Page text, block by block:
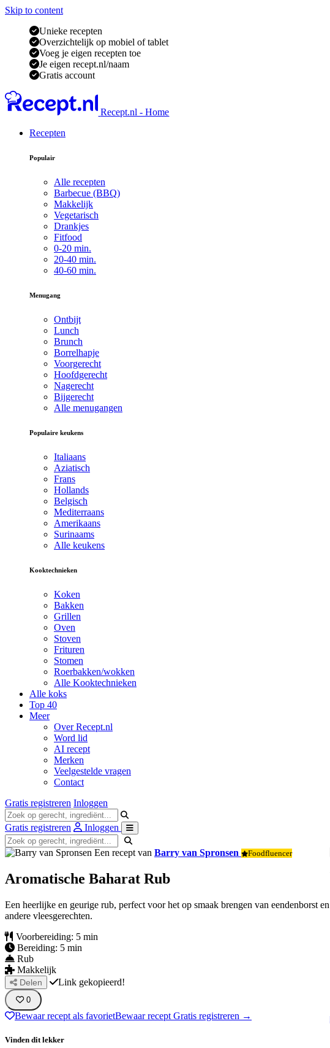
Skip to content
Unieke recepten
Overzichtelijk op mobiel of tablet
Voeg je eigen recepten toe
Je eigen recept.nl/naam
Gratis account
Recept.nl - Home
Recepten
Populair
Alle recepten
Barbecue (BBQ)
Makkelijk
Vegetarisch
Drankjes
Fitfood
0-20 min.
20-40 min.
40-60 min.
Menugang
Ontbijt
Lunch
Brunch
Borrelhapje
Voorgerecht
Hoofdgerecht
Nagerecht
Bijgerecht
Alle menugangen
Populaire keukens
Italiaans
Aziatisch
Frans
Hollands
Belgisch
Mediterraans
Amerikaans
Surinaams
Alle keukens
Kooktechnieken
Koken
Bakken
Grillen
Oven
Stoven
Frituren
Stomen
Roerbakken/wokken
Alle Kooktechnieken
Alle koks
Top 40
Meer
Over Recept.nl
Word lid
AI recept
Merken
Veelgestelde vragen
Contact
Gratis registreren Inloggen
Gratis registreren Inloggen
Een recept van Barry van Spronsen Foodfluencer
Aromatische Baharat Rub
Een heerlijke en geurige rub, perfect voor het op smaak brengen van eendenborst en
andere vleesgerechten.
Voorbereiding: 5 min
Bereiding: 5 min
Rub
Makkelijk
Delen Link gekopieerd!
0
Bewaar recept als favorietBewaar recept Gratis registreren →
Vinden dit lekker